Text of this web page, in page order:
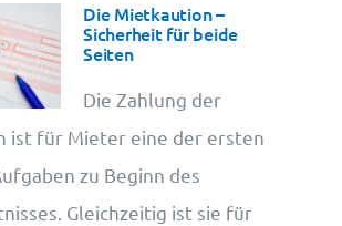
Die Mietkaution –
Sicherheit für beide
Seiten
Die Zahlung der
ist für Mieter eine der ersten
zu Beginn des
Gleichzeitig ist sie für